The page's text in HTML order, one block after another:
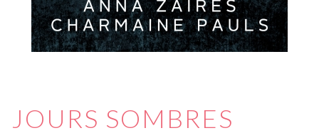
JOURS SOMBRES